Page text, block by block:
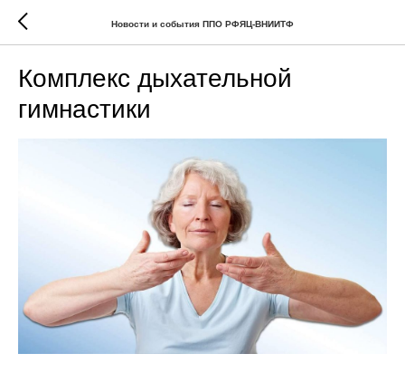
Новости и события ППО РФЯЦ-ВНИИТФ
Комплекс дыхательной
гимнастики